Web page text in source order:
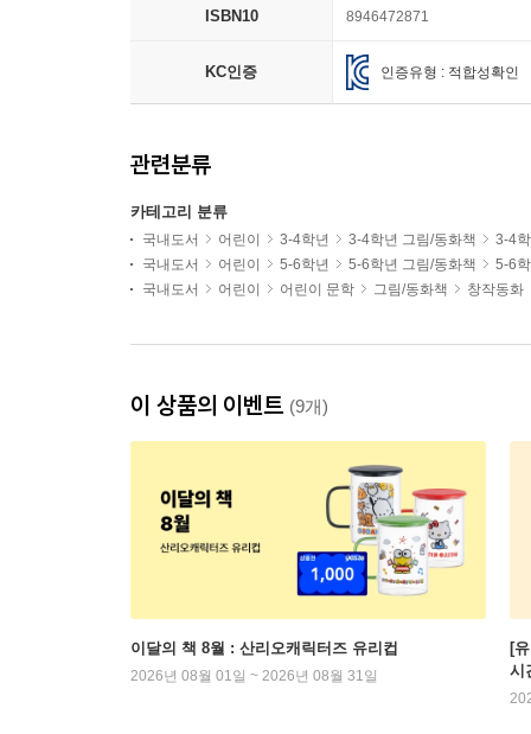
ISBN10 8946472871
KC인증 인증유형 : 적합성확인
관련분류
카테고리 분류
국내도서 어린이 3-4학년 3-4학년 그림/동화책
3-4
국내도서
어린이 5-6학년 5-6학년 그림/동화책
5-6
국내도서
어린이 어린이 문학 그림/동화책 창작동화
이 상품의 이벤트 (9개)
이달의 책 8월 : 산리오캐릭터즈 유리컵
2026년 08월 01일 ~ 2026년 08월 31일
[
시